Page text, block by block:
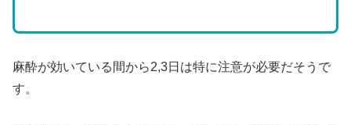
麻酔が効いている間から2,3日は特に注意が必要だそうで
す。